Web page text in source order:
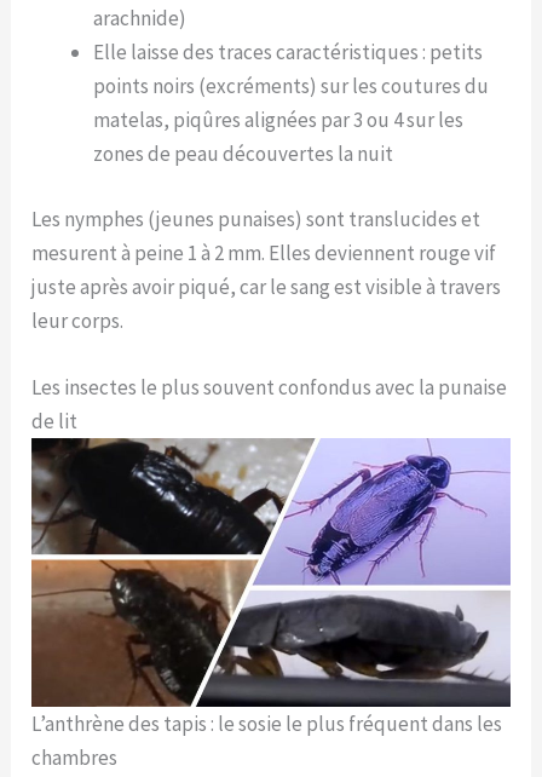
arachnide)
Elle laisse des traces caractéristiques : petits
points noirs (excréments) sur les coutures du
matelas, piqûres alignées par 3 ou 4 sur les
zones de peau découvertes la nuit
Les nymphes (jeunes punaises) sont translucides et
mesurent à peine 1 à 2 mm. Elles deviennent rouge vif
juste après avoir piqué, car le sang est visible à travers
leur corps.
Les insectes le plus souvent confondus avec la punaise
de lit
L’anthrène des tapis : le sosie le plus fréquent dans les
chambres